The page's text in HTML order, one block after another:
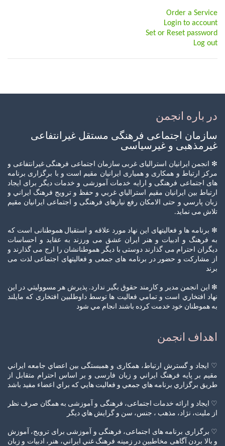
Order a Service
Login to account
Set or Reset password
Log out
در باره انجمن
سازمان اجتماعی فرهنگی مستقل غیرانتفاعی
غیرمذهبی و غیرسیاسی
❇ انجمن ایرانیان استرالیای غربی سازمان اجتماعی فرهنگی غیرانتفاعی و
مرکز ارتباط و همکاری و همیاری ایرانیان مقیم است و با برگزاری برنامه
های اجتماعی فرهنگی و ارایه خدمات آموزشی و خدمات دیگر برای ایجاد
ارتباط بين ايرانيان مقيم استرالياي غربي و حفظ و ترويج فرهنگ ايراني و
زبان پارسي و حتی الامکان رفع نیازهای فرهنگی و اجتماعی ایرانیان مقیم
تلاش می نماید.
❇ برنامه ها و فعالیتهای این نهاد مورد علاقه و استقبال هموطنانی است که
به فرهنگ و ادبیات و هنر ایران عشق می ورزند به عقاید و احساسات
دیگران احترام می گذارند دوستی با دیگر هموطنانشان را ارج می گذارند و
از مشارکت و حضور در برنامه های جمعی و فعالیتهای اجتماعی لذت می
برند
❇ این انجمن مدير و كارمند حقوق بگير ندارد. پذيرش هر مسووليتي در این
نهاد افتخاري است و تمامي فعاليت ها توسط داوطلبین افتخاری كه مايلند
به هموطنان خود خدمت كرده باشند انجام مي شود
اهداف انجمن
♡ ايجاد و گسترش ارتباط، همکاری و همبستگی بين اعضاي جامعه ايراني
مقيم بر پايه فرهنگ ايراني و زبان فارسی و بر اساس احترام متقابل از
طریق برگزاري برنامه هاي جمعي و فعالیت هايي كه براي اعضاء مفيد باشد
♡ ایجاد و ارائه خدمات اجتماعی، فرهنگی و آموزشی به همگان صرف نظر
از ملیت، نژاد، مذهب ، جنس، سن و گرايش هاي ديگر
♡ برگزاری برنامه های اجتماعی، فرهنگی و آموزشی برای ترویج، آموزش
و بالا بردن آگاهی مخاطبين در زمینه فرهنگ غني ايراني، هنر، ادبیات و زبان